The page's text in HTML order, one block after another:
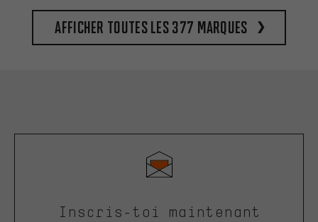
Afficher toutes les 377 marques
Inscris-toi maintenant